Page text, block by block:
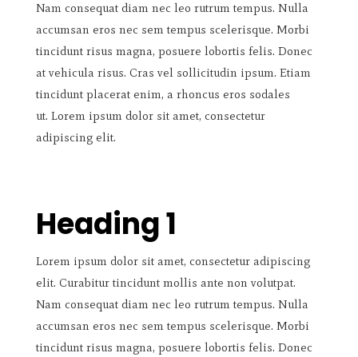
Nam consequat diam nec leo rutrum tempus. Nulla
accumsan eros nec sem tempus scelerisque. Morbi
tincidunt risus magna, posuere lobortis felis. Donec
at vehicula risus. Cras vel sollicitudin ipsum. Etiam
tincidunt placerat enim, a rhoncus eros sodales
ut. Lorem ipsum dolor sit amet, consectetur
adipiscing elit.
Heading 1
Lorem ipsum dolor sit amet, consectetur adipiscing
elit. Curabitur tincidunt mollis ante non volutpat.
Nam consequat diam nec leo rutrum tempus. Nulla
accumsan eros nec sem tempus scelerisque. Morbi
tincidunt risus magna, posuere lobortis felis. Donec